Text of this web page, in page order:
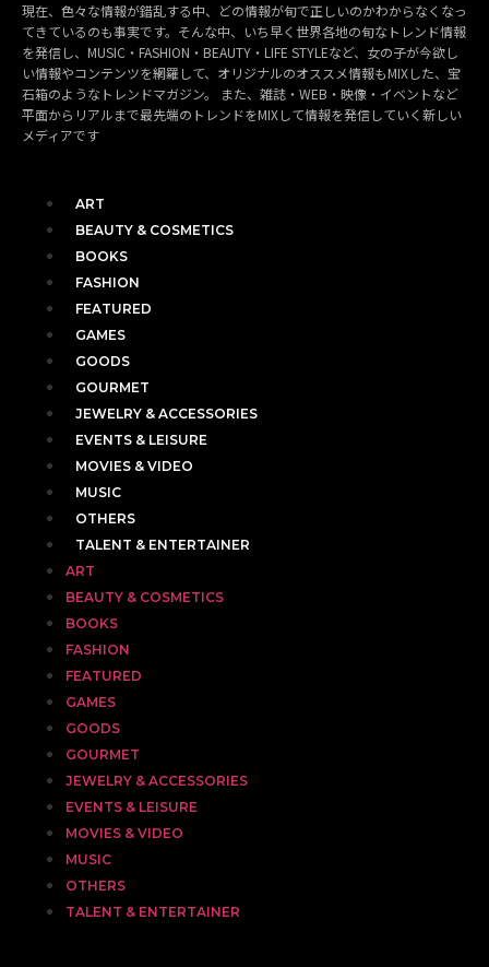
現在、色々な情報が錯乱する中、どの情報が旬で正しいのかわからなくなっ
てきているのも事実です。そんな中、いち早く世界各地の旬なトレンド情報
を発信し、MUSIC・FASHION・BEAUTY・LIFE STYLEなど、女の子が今欲し
い情報やコンテンツを網羅して、オリジナルのオススメ情報もMIXした、宝
石箱のようなトレンドマガジン。 また、雑誌・WEB・映像・イベントなど
平面からリアルまで最先端のトレンドをMIXして情報を発信していく新しい
メディアです
ART
BEAUTY & COSMETICS
BOOKS
FASHION
FEATURED
GAMES
GOODS
GOURMET
JEWELRY & ACCESSORIES
EVENTS & LEISURE
MOVIES & VIDEO
MUSIC
OTHERS
TALENT & ENTERTAINER
ART
BEAUTY & COSMETICS
BOOKS
FASHION
FEATURED
GAMES
GOODS
GOURMET
JEWELRY & ACCESSORIES
EVENTS & LEISURE
MOVIES & VIDEO
MUSIC
OTHERS
TALENT & ENTERTAINER